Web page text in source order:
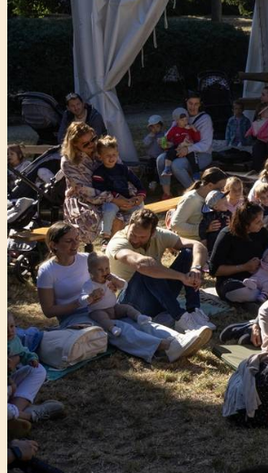
Főtámogató: